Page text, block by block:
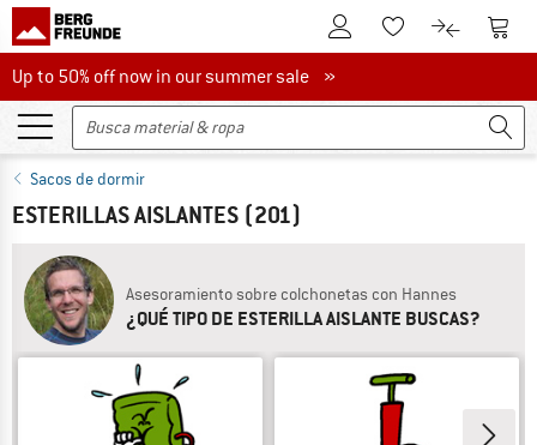
A la cuenta de cliente
A la lista de
A la A la
Up to 50% off now in our summer sale
Up to 50% off now in our summer sale »
Sacos de dormir
ESTERILLAS AISLANTES (201)
Asesoramiento sobre colchonetas con Hannes
¿QUÉ TIPO DE ESTERILLA AISLANTE BUSCAS?